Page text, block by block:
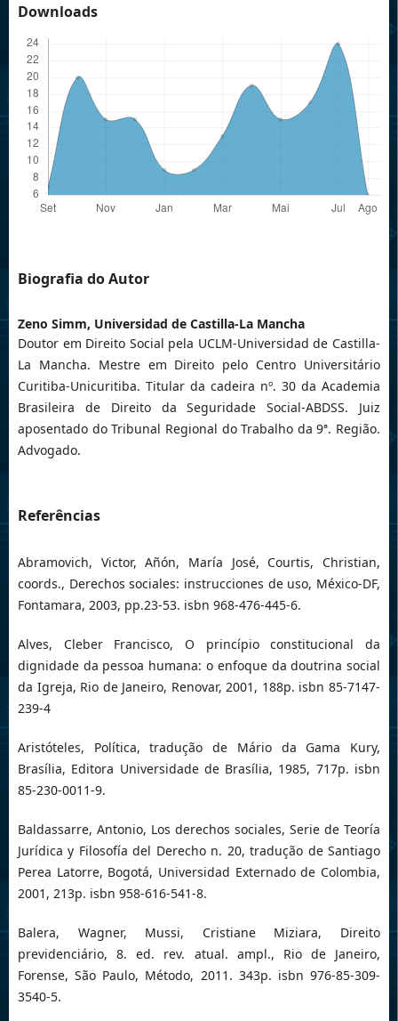
Downloads
Biografia do Autor
Zeno Simm, Universidad de Castilla-La Mancha
Doutor em Direito Social pela UCLM-Universidad de Castilla-
La Mancha. Mestre em Direito pelo Centro Universitário
Curitiba-Unicuritiba. Titular da cadeira nº. 30 da Academia
Brasileira de Direito da Seguridade Social-ABDSS. Juiz
aposentado do Tribunal Regional do Trabalho da 9ª. Região.
Advogado.
Referências
Abramovich, Victor, Añón, María José, Courtis, Christian,
coords., Derechos sociales: instrucciones de uso, México-DF,
Fontamara, 2003, pp.23-53. isbn 968-476-445-6.
Alves, Cleber Francisco, O princípio constitucional da
dignidade da pessoa humana: o enfoque da doutrina social
da Igreja, Rio de Janeiro, Renovar, 2001, 188p. isbn 85-7147-
239-4
Aristóteles, Política, tradução de Mário da Gama Kury,
Brasília, Editora Universidade de Brasília, 1985, 717p. isbn
85-230-0011-9.
Baldassarre, Antonio, Los derechos sociales, Serie de Teoría
Jurídica y Filosofía del Derecho n. 20, tradução de Santiago
Perea Latorre, Bogotá, Universidad Externado de Colombia,
2001, 213p. isbn 958-616-541-8.
Balera, Wagner, Mussi, Cristiane Miziara, Direito
previdenciário, 8. ed. rev. atual. ampl., Rio de Janeiro,
Forense, São Paulo, Método, 2011. 343p. isbn 976-85-309-
3540-5.